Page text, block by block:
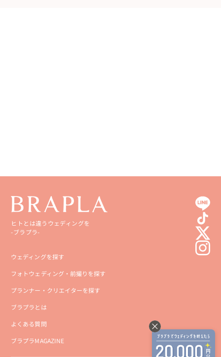
ヒトとは違うウェディングを
-ブラプラ-
ウェディングを探す
フォトウェディング・前撮りを探す
プランナー・クリエイターを探す
ブラプラとは
よくある質問
ブラプラMAGAZINE